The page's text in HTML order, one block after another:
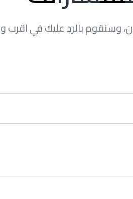
وسنقوم بالرد عليك في